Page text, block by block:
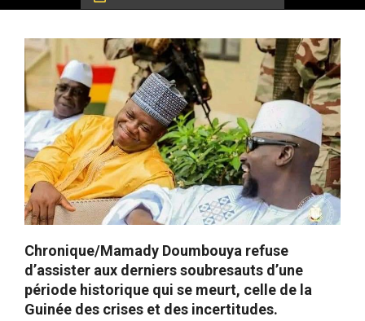
Chronique/Mamady Doumbouya refuse
d’assister aux derniers soubresauts d’une
période historique qui se meurt, celle de la
Guinée des crises et des incertitudes.